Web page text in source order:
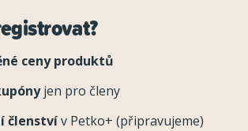
ceny produktů
jen pro členy
členstvív Petko+ (připravujeme)